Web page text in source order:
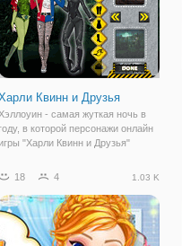
Квинн и Друзья
Хэллоуин - самая жуткая ночь в
в которой персонажи онлайн
"Харли Квинн и Друзья"
делать плохие вещи. Готовы
вступайте в ряды игроков. По
18 4 1.03 K